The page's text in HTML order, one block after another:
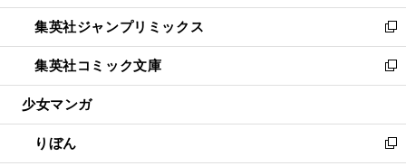
開
く
ウ
で
開
く
ン
ド
ウ
で
開
ウ
ィ
ン
ド
ウ
開
く
し
い
ウ
ィ
ン
ウ
で
開
集英社ジャンプリミックス
新
し
い
ウ
ン
ド
集英社コミック文庫
新
し
ウ
ィ
少女マンガ
りぼん
新